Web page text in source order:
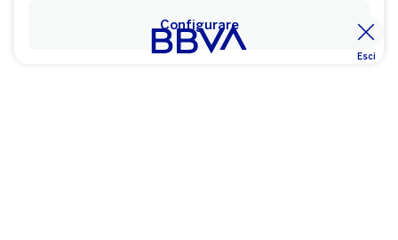
Configurare
Esci